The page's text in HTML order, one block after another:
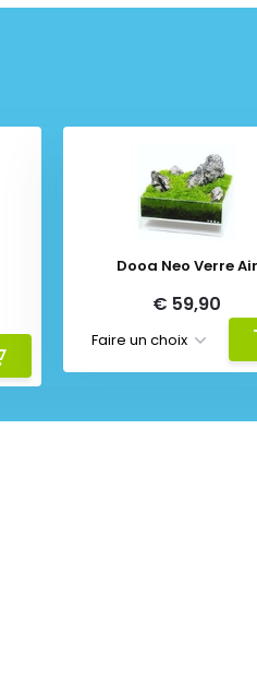
Dooa Neo Verre Air
€ 59,90